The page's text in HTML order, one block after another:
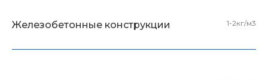
Железобетонные конструкции 1-2кг/м3